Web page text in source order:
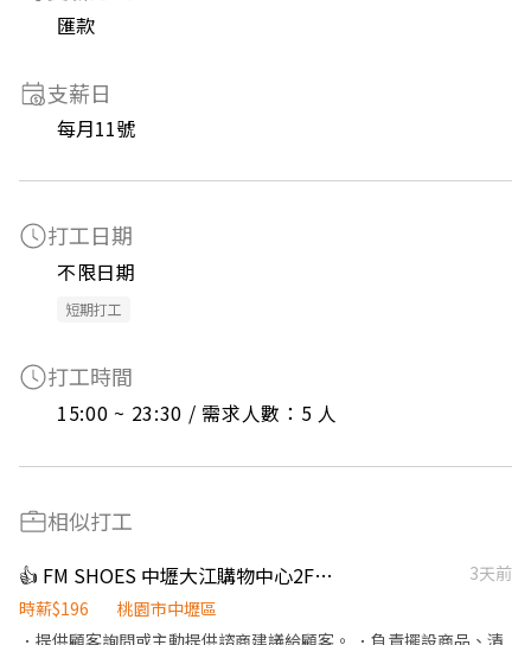
匯款
支薪日
每月11號
打工日期
不限日期
短期打工
打工時間
15:00 ~ 23:30 / 需求人數：5 人
相似打工
👍 FM SHOES 中壢大江購物中心2F鞋子PT人員(9月/14開始上班)
3天前
時薪$196
桃園市中壢區
．提供顧客詢問或主動提供諮商建議給顧客。 ．負責擺設商品、清